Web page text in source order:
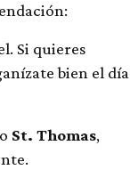
Si quieres
bien el día
St. Thomas,